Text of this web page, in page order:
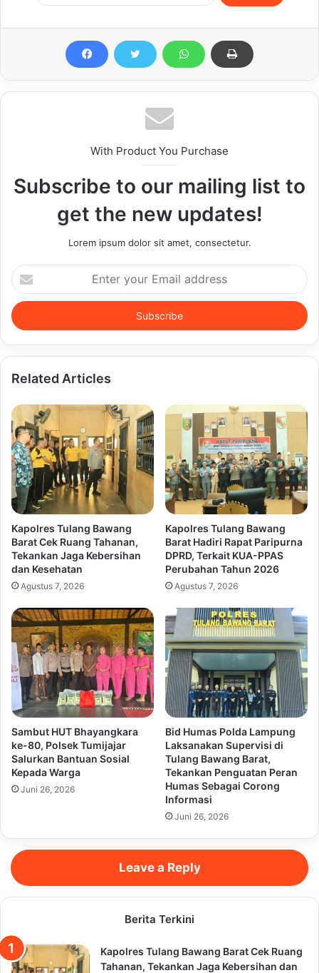
With Product You Purchase
Subscribe to our mailing list to
get the new updates!
Lorem ipsum dolor sit amet, consectetur.
Enter
your
Email
address
Related Articles
Kapolres Tulang Bawang
Barat Cek Ruang Tahanan,
Tekankan Jaga Kebersihan
dan Kesehatan
Agustus 7, 2026
Kapolres Tulang Bawang
Barat Hadiri Rapat Paripurna
DPRD, Terkait KUA-PPAS
Perubahan Tahun 2026
Agustus 7, 2026
Sambut HUT Bhayangkara
ke-80, Polsek Tumijajar
Salurkan Bantuan Sosial
Kepada Warga
Juni 26, 2026
Bid Humas Polda Lampung
Laksanakan Supervisi di
Tulang Bawang Barat,
Tekankan Penguatan Peran
Humas Sebagai Corong
Informasi
Juni 26, 2026
Leave a Reply
Berita Terkini
Kapolres Tulang Bawang Barat Cek Ruang
Tahanan, Tekankan Jaga Kebersihan dan